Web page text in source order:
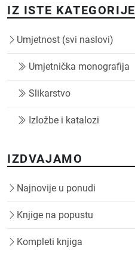
IZ ISTE KATEGORIJE
Umjetnost (svi naslovi)
Umjetnička monografija
Slikarstvo
Izložbe i katalozi
IZDVAJAMO
Najnovije u ponudi
Knjige na popustu
Kompleti knjiga